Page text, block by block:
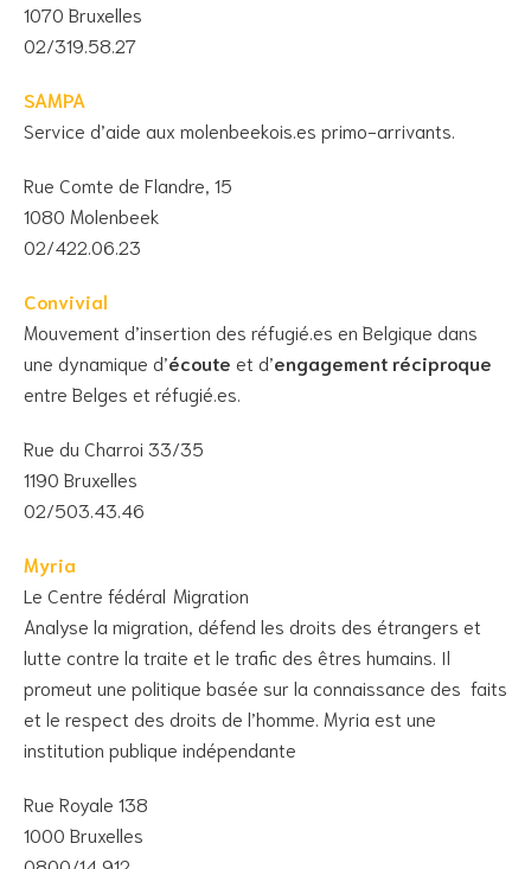
1070 Bruxelles
02/319.58.27
SAMPA
Service d’aide aux molenbeekois.es primo-arrivants.
Rue Comte de Flandre, 15
1080 Molenbeek
02/422.06.23
Convivial
Mouvement d’insertion des réfugié.es en Belgique dans
une dynamique d’écoute et d’engagement réciproque
entre Belges et réfugié.es.
Rue du Charroi 33/35
1190 Bruxelles
02/503.43.46
Myria
Le Centre fédéral Migration
Analyse la migration, défend les droits des étrangers et
lutte contre la traite et le trafic des êtres humains. Il
promeut une politique basée sur la connaissance des faits
et le respect des droits de l’homme. Myria est une
institution publique indépendante
Rue Royale 138
1000 Bruxelles